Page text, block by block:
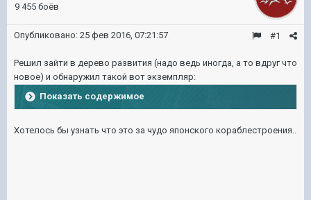
9 455 боёв
#1
Опубликовано: 25 фев 2016, 07:21:57
Решил зайти в дерево развития (надо ведь иногда, а то вдруг что
новое) и обнаружил такой вот экземпляр:
Показать содержимое
Хотелось бы узнать что это за чудо японского кораблестроения..